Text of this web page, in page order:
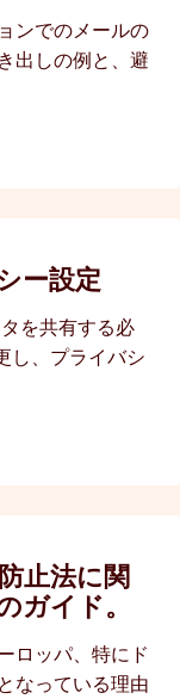
ンでのメールの
出しの例と、避
ー設定
を共有する必
し、プライバシ
止法に関
ガイド。
ロッパ、特にド
なっている理由